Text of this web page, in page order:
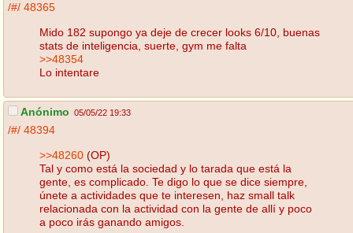
/#/ 48365
Mido 182 supongo ya deje de crecer looks 6/10, buenas
stats de inteligencia, suerte, gym me falta
>>48354
Lo intentare
Anónimo 05/05/22 19:33
/#/ 48394
>>48260 (OP)
Tal y como está la sociedad y lo tarada que está la
gente, es complicado. Te digo lo que se dice siempre,
únete a actividades que te interesen, haz small talk
relacionada con la actividad con la gente de allí y poco
a poco irás ganando amigos.